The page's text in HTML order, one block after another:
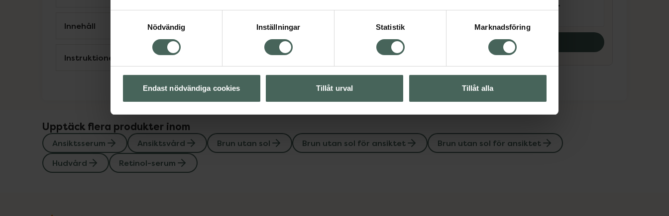
Nödvändig
Inställningar Statistik Marknadsföring
Endast nödvändiga cookies Tillåt urval Tillåt alla
242,62 kr 200,33 kr
Köp båda för
442,95 kr Köp båda
Innehåll Visa
Instruktioner
Upptäck flera produkter inom
Ansiktsserum Ansiktsvård Brun utan sol Brun utan sol för ansiktet
Brun utan sol för ansiktet
Hudvård
Retinol-serum